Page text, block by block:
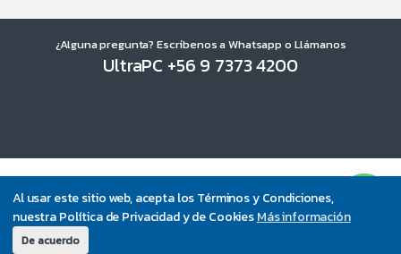
Al usar este sitio web, acepta los Términos y Condiciones,
nuestra Política de Privacidad y de CookiesMás información
De acuerdo
¿Alguna pregunta? Escríbenos a Whatsapp o Llámanos
UltraPC +56 9 7373 4200